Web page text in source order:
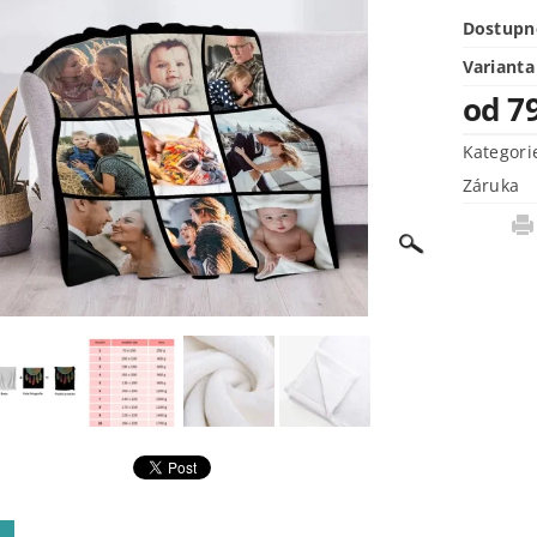
Varianta
od
Záruka